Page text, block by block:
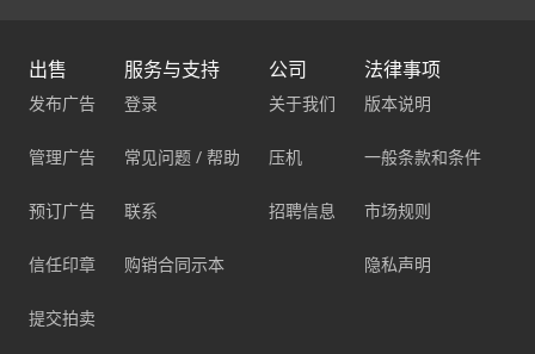
出售
发布广告
管理广告
预订广告
信任印章
提交拍卖
服务与支持
登录
常见问题 / 帮助
联系
购销合同示本
公司
关于我们
压机
招聘信息
法律事项
版本说明
一般条款和条件
市场规则
隐私声明